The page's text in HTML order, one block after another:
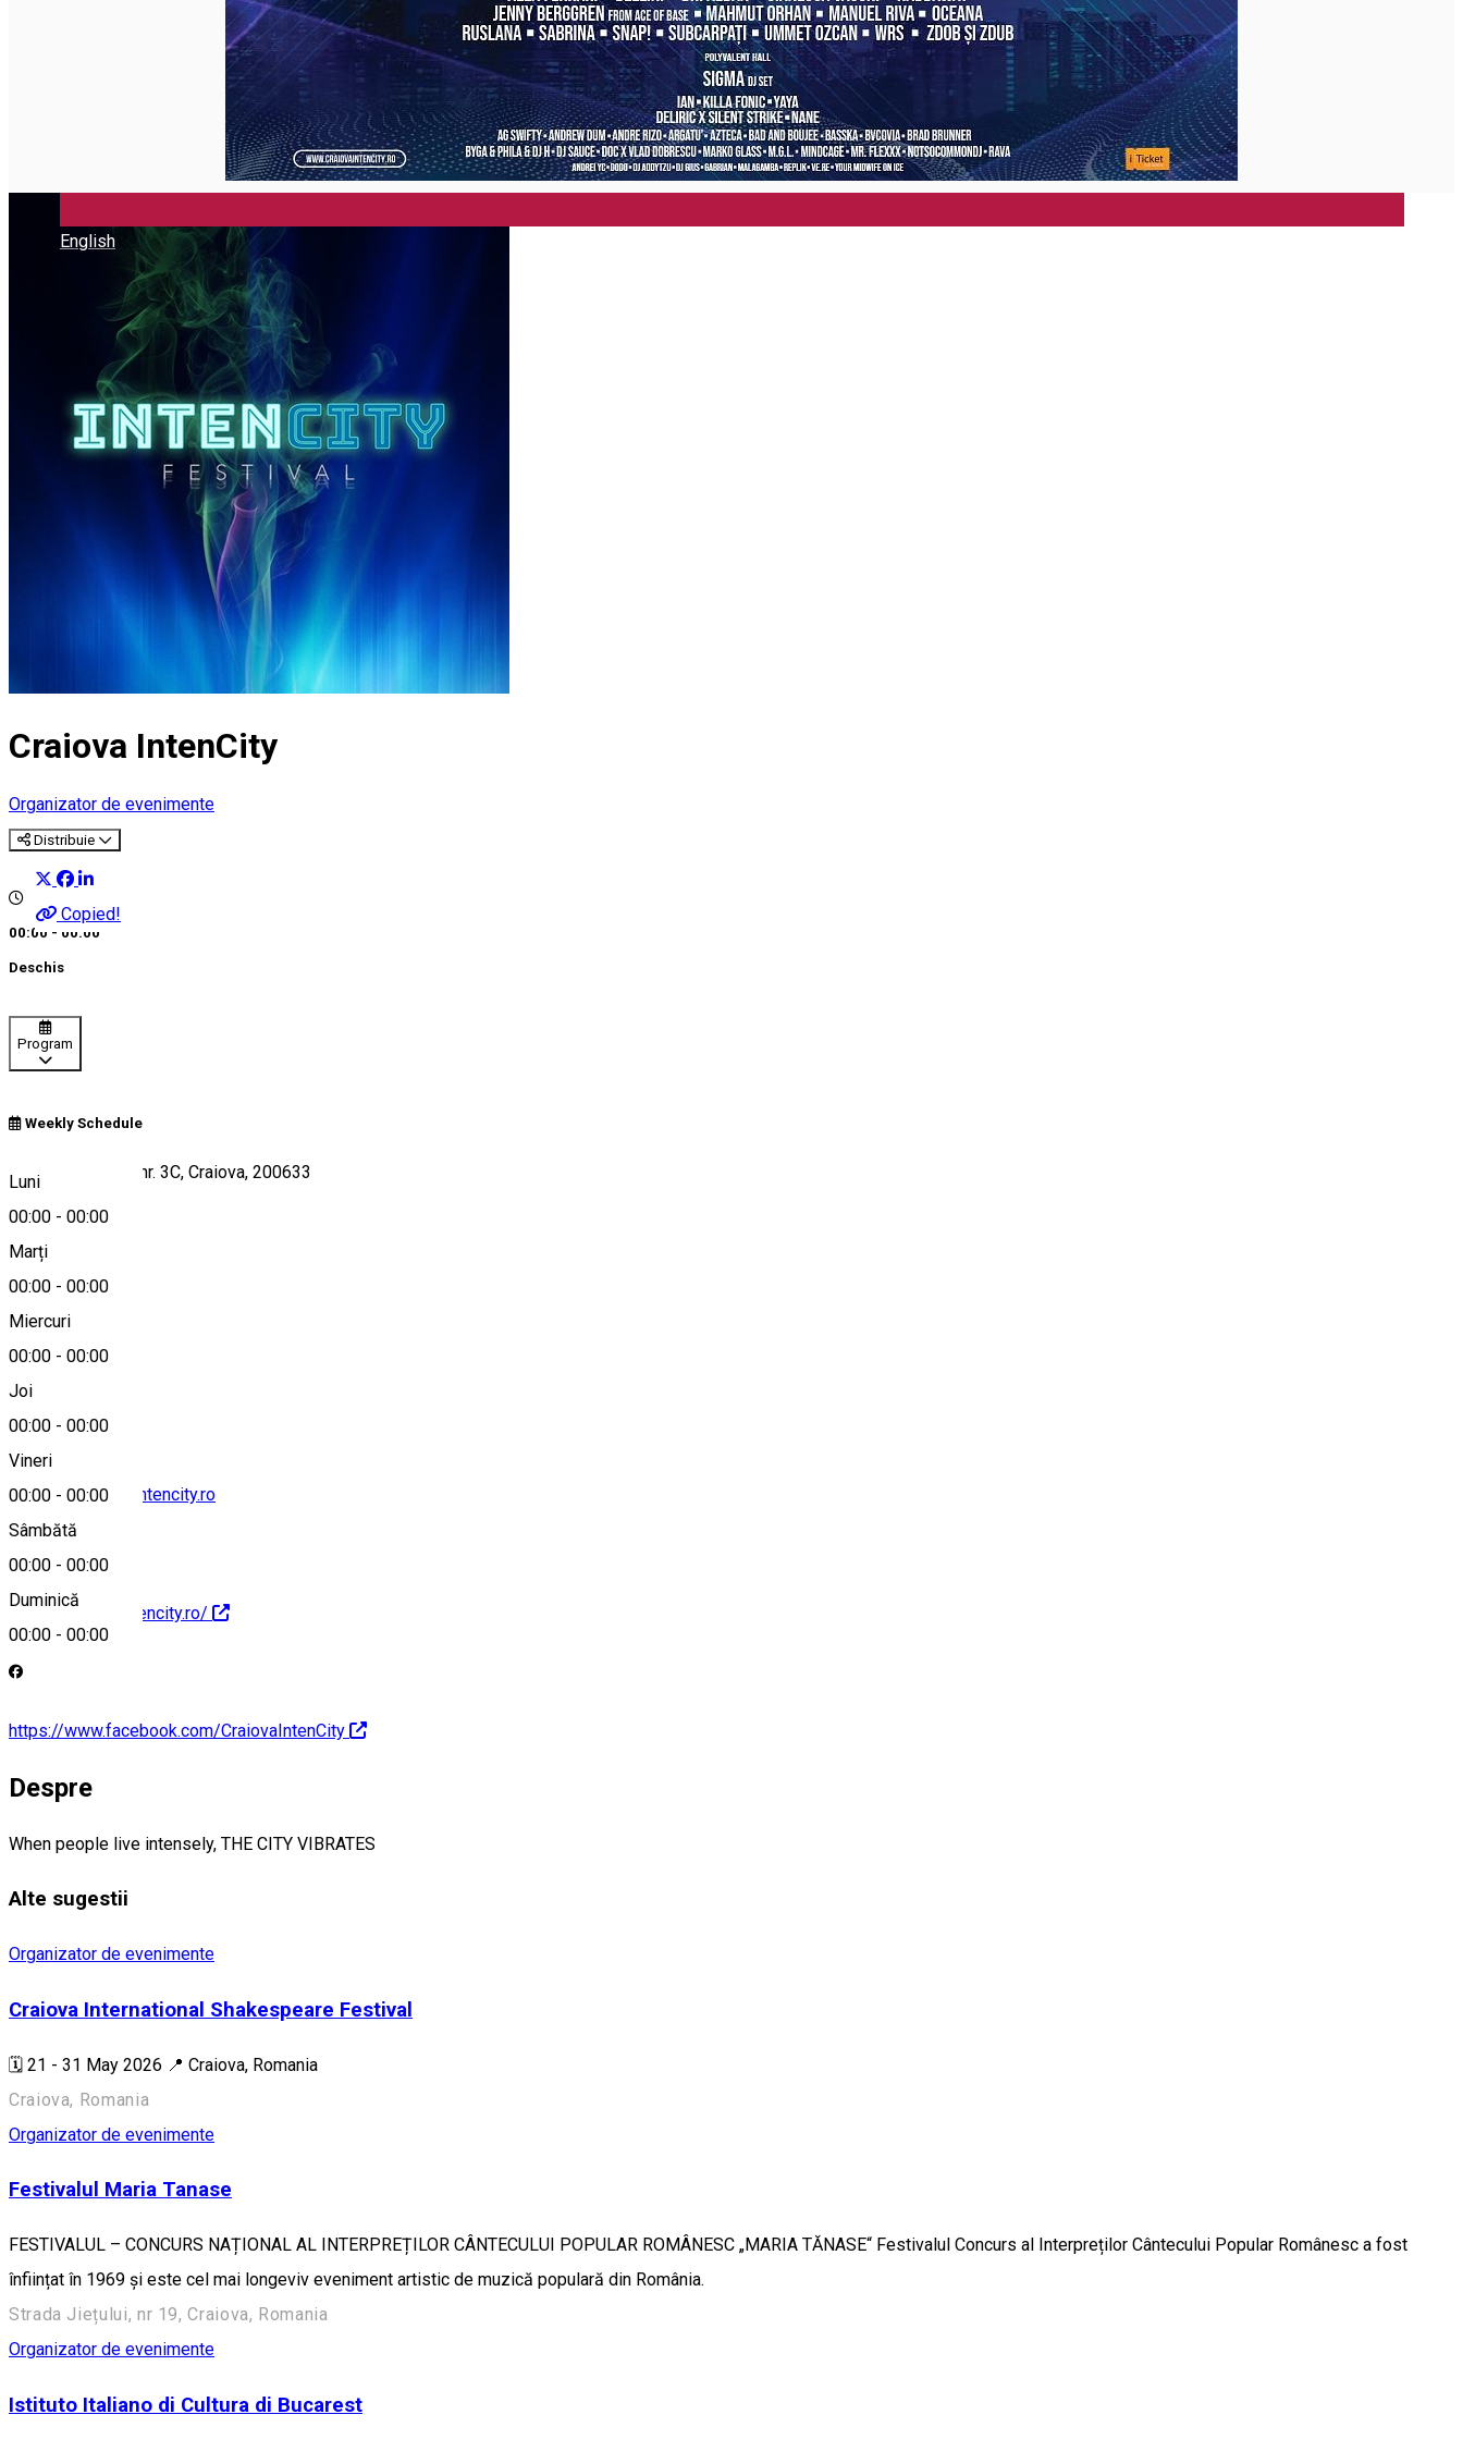
English
Închirieri biciclete
Încărcare vehicule electrice
Craiova IntenCity
Organizator de evenimente
Distribuie
Copied!
00:00 - 00:00
Deschis
Program
Weekly Schedule
Luni
00:00 - 00:00
Marți
00:00 - 00:00
Miercuri
00:00 - 00:00
Joi
00:00 - 00:00
Vineri
00:00 - 00:00
Sâmbătă
00:00 - 00:00
Duminică
00:00 - 00:00
Strada Popoveni nr. 3C, Craiova, 200633
Hartă
contact@craiovaintencity.ro
https://craiovaintencity.ro/
https://www.facebook.com/CraiovaIntenCity
Despre
When people live intensely, THE CITY VIBRATES
Alte sugestii
Organizator de evenimente
Craiova International Shakespeare Festival
🗓️ 21 - 31 May 2026 📍 Craiova, Romania
Craiova, Romania
Organizator de evenimente
Festivalul Maria Tanase
FESTIVALUL – CONCURS NAȚIONAL AL INTERPREȚILOR CÂNTECULUI POPULAR ROMÂNESC „MARIA TĂNASE“ Festivalul Concurs al Interpreților Cântecului Popular Românesc a fost
înființat în 1969 și este cel mai longeviv eveniment artistic de muzică populară din România.
Strada Jiețului, nr 19, Craiova, Romania
Organizator de evenimente
Istituto Italiano di Cultura di Bucarest